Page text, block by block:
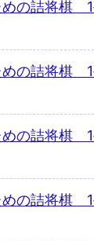
めの詰将棋
めの詰将棋
めの詰将棋
めの詰将棋